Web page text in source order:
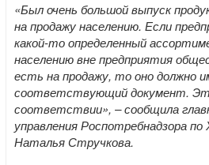
«Был очень большой выпуск
на продажу населению. Если
какой-то определенный
населению вне предприятия
есть на продажу, то оно должно
соответствующий документ.
соответствии», – сообщила
управления Роспотребнадзора по
Наталья Стручкова.